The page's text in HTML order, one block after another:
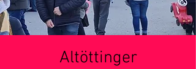
Altöttinger